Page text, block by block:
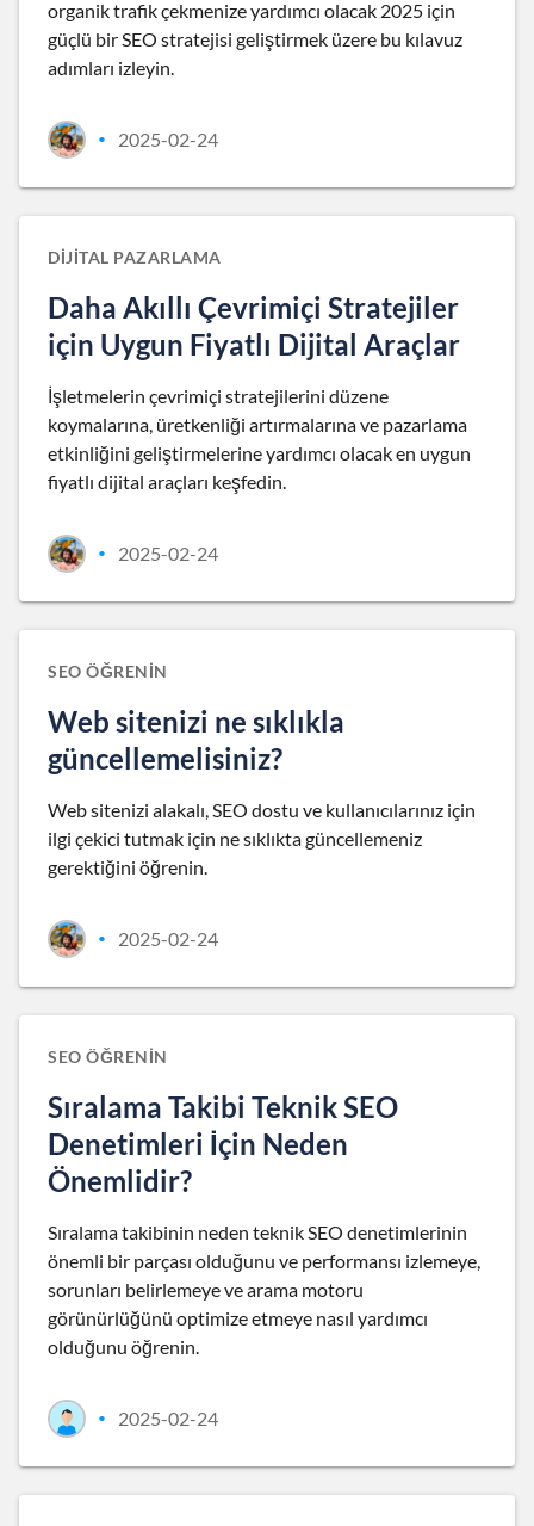
organik trafik çekmenize yardımcı olacak 2025 için
güçlü bir SEO stratejisi geliştirmek üzere bu kılavuz
adımları izleyin.
• 2025-02-24
DIJITAL PAZARLAMA
Daha Akıllı Çevrimiçi Stratejiler
için Uygun Fiyatlı Dijital Araçlar
İşletmelerin çevrimiçi stratejilerini düzene
koymalarına, üretkenliği artırmalarına ve pazarlama
etkinliğini geliştirmelerine yardımcı olacak en uygun
fiyatlı dijital araçları keşfedin.
• 2025-02-24
SEO ÖĞRENIN
Web sitenizi ne sıklıkla
güncellemelisiniz?
Web sitenizi alakalı, SEO dostu ve kullanıcılarınız için
ilgi çekici tutmak için ne sıklıkta güncellemeniz
gerektiğini öğrenin.
• 2025-02-24
SEO ÖĞRENIN
Sıralama Takibi Teknik SEO
Denetimleri İçin Neden
Önemlidir?
Sıralama takibinin neden teknik SEO denetimlerinin
önemli bir parçası olduğunu ve performansı izlemeye,
sorunları belirlemeye ve arama motoru
görünürlüğünü optimize etmeye nasıl yardımcı
olduğunu öğrenin.
• 2025-02-24